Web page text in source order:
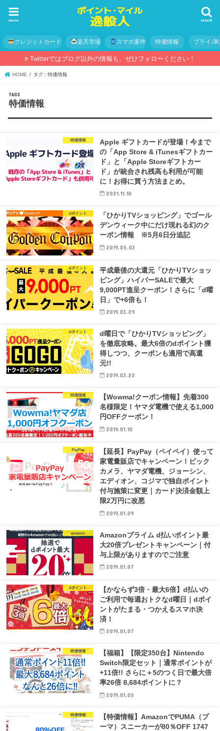
search
menu
クレジットカード 楽天市場 スマホ案件 特価情報 プライバ
Twitterではブログ以外の情報も。ぜひフォローください！
HOME タグ : 特価情報
特価情報
特価情報
Apple ギフトカードが登場！今まで
の「App Store & iTunesギフトカー
ド」と「Apple Storeギフトカー
ド」が統合され残高も利用が可能
に！お得に買う方法まとめ。
2021.11.10
dポイント
「ひかりTVショッピング」でゴール
デンウィーク中にだけ現れる幻のク
ーポン情報 ※5月6日分追記
2019.05.03
dポイント
平成最後の大還元「ひかりTVショッ
ピング」ハイパーSALEで最大
9,000PT進呈クーポン！さらに「d曜
日」で+6倍も！
2019.03.29
dポイント
d曜日で「ひかりTVショッピング」
を徹底攻略。最大6倍のdポイント獲
得しつつ、クーポンも適用で高還
元!!
2019.03.22
特価情報
【Wowma!クーポン情報】先着300
名様限定！ヤマダ電機で使える1,000
円OFFクーポン！
2019.01.10
PayPay
【延長】PayPay（ペイペイ）使って
家電量販店でキャンペーン！ビック
カメラ、ヤマダ電機、ジョーシン、
エディオン、コジマで独自ポイント
付与施策に変更｜カード決済金額上
限2万円に改悪
2019.01.09
amazon
Amazonプライム d払いポイント最
大20倍プレゼントキャンペーン｜付
与上限がありますのでご注意
2019.01.07
dポイント
【かならず3倍・最大6倍】d払いの
ご利用で毎週おトクなd曜日｜dポイ
ントがたまる・つかえるスマホ決
済！
2019.01.07
特価情報
【福箱】【限定350台】Nintendo
Switch限定セット｜通常ポイントが
+11倍!! さらに＋5のつく日で最大倍
率26倍 8,684ポイントに？
2019.01.05
特価情報
【特価情報】AmazonでPUMA（プ
ーマ）スニーカーが80％OFF 1747